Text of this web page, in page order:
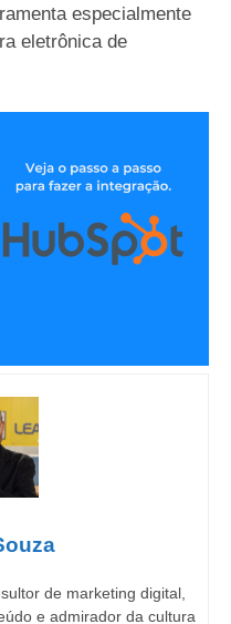
especialmente
eletrônica de
de marketing digital,
e admirador da cultura